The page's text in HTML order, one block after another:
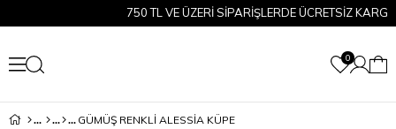
750 TL VE ÜZERİ SİPARİŞLERDE ÜCRETSİZ KARGO!
0
GÜMÜŞ RENKLI ALESSIA KÜPE